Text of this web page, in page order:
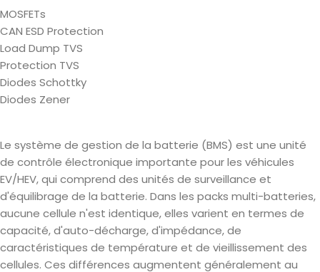
MOSFETs
CAN ESD Protection
Load Dump TVS
Protection TVS
Diodes Schottky
Diodes Zener
Le système de gestion de la batterie (BMS) est une unité
de contrôle électronique importante pour les véhicules
EV/HEV, qui comprend des unités de surveillance et
d'équilibrage de la batterie. Dans les packs multi-batteries,
aucune cellule n'est identique, elles varient en termes de
capacité, d'auto-décharge, d'impédance, de
caractéristiques de température et de vieillissement des
cellules. Ces différences augmentent généralement au